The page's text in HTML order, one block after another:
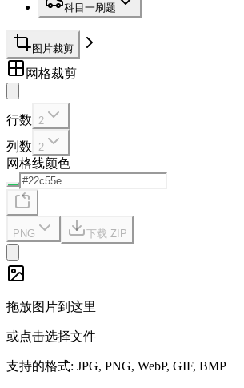
科目一刷题
图片裁剪
网格裁剪
行数 2
列数 2
网格线颜色
PNG 下载 ZIP
拖放图片到这里
或点击选择文件
支持的格式: JPG, PNG, WebP, GIF, BMP